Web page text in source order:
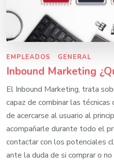
EMPLEADOS GENERAL
Inbound Marketing
El Inbound Marketing, trata
capaz de combinar las
de acercarse al usuario al
acompañarle durante todo el
contactar con los potenciales
ante la duda de si comprar o